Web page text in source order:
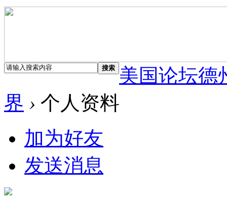
搜索
美国论坛德
界 › 个人资料
加为好友
发送消息